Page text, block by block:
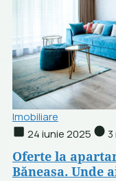
Imobiliare
24 iunie 2025
3
Oferte la
Băneasa. Unde